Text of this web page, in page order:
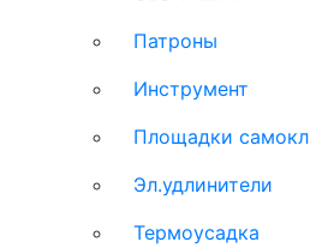
Патроны
Инструмент
Площадки
Эл.удлинители
Термоусадка